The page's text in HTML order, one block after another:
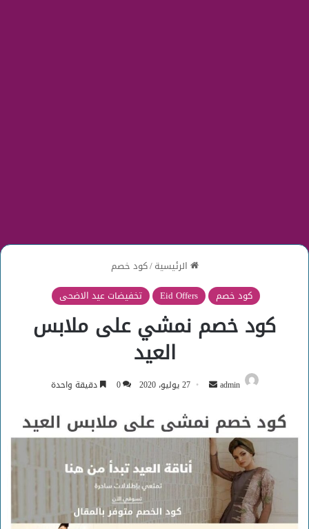
الرئيسية/كود خصم
كود خصم
Eid Offers تخفيضات عيد الاضحى
كود خصم نمشي على ملابس
العيد
admin
أرسل
إلكترونيا
27 يوليو، 2020 0 دقيقة واحدة